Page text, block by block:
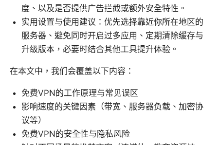
度、以及是否提供广告拦截或额外安全特性。
实用设置与使用建议：优先选择靠近你所在地区的
服务器、避免同时开启过多应用、定期清除缓存与
升级版本，必要时结合其他工具提升体验。
在本文中，我们会覆盖以下内容：
免费VPN的工作原理与常见误区
影响速度的关键因素（带宽、服务器负载、加密协
议等）
免费VPN的安全性与隐私风险